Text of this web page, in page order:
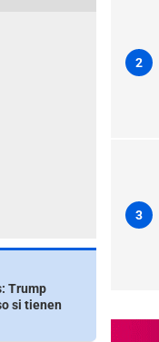
Trump
si tienen
2
3